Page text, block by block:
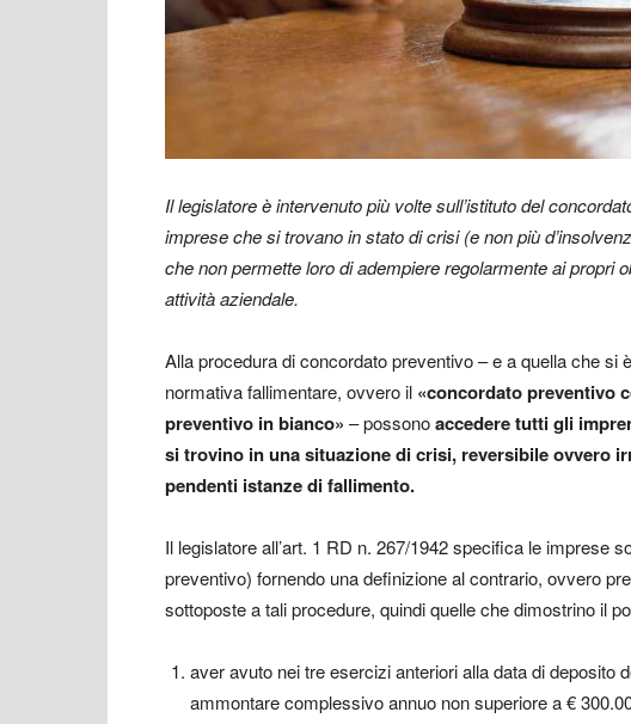
Il legislatore è intervenuto più voltesull’istituto del
imprese che si trovano in stato di crisi (e non più
che non permette loro di adempiere regolarmente ai propri
attività aziendale.
Alla procedura di concordato preventivo – e a quella che si
normativa fallimentare, ovvero il «concordato preventivo
preventivo in bianco» – possonoaccedere tutti gli
si trovino in una situazione di crisi, reversibile ovvero
pendenti istanze di fallimento.
Il legislatore all’art. 1 RD n. 267/1942 specifica le imprese
preventivo) fornendo una definizione al contrario, ovvero
sottoposte a tali procedure, quindi quelle che dimostrino il
aver avuto nei tre esercizi anteriori alla data di deposito
ammontare complessivo annuo non superiore a €